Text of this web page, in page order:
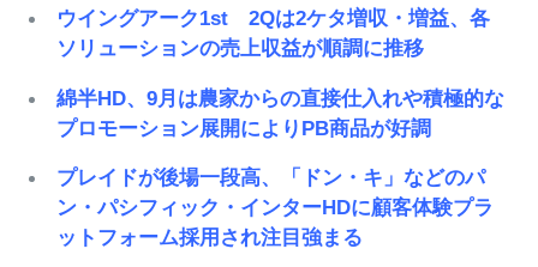
ウイングアーク1st 2Qは2ケタ増収・増益、各
ソリューションの売上収益が順調に推移
綿半HD、9月は農家からの直接仕入れや積極的な
プロモーション展開によりPB商品が好調
プレイドが後場一段高、「ドン・キ」などのパ
ン・パシフィック・インターHDに顧客体験プラ
ットフォーム採用され注目強まる